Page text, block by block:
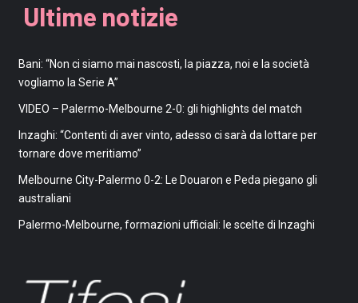
Ultime notizie
Bani: “Non ci siamo mai nascosti, la piazza, noi e la società
vogliamo la Serie A”
VIDEO – Palermo-Melbourne 2-0: gli highlights del match
Inzaghi: “Contenti di aver vinto, adesso ci sarà da lottare per
tornare dove meritiamo”
Melbourne City-Palermo 0-2: Le Douaron e Peda piegano gli
australiani
Palermo-Melbourne, formazioni ufficiali: le scelte di Inzaghi